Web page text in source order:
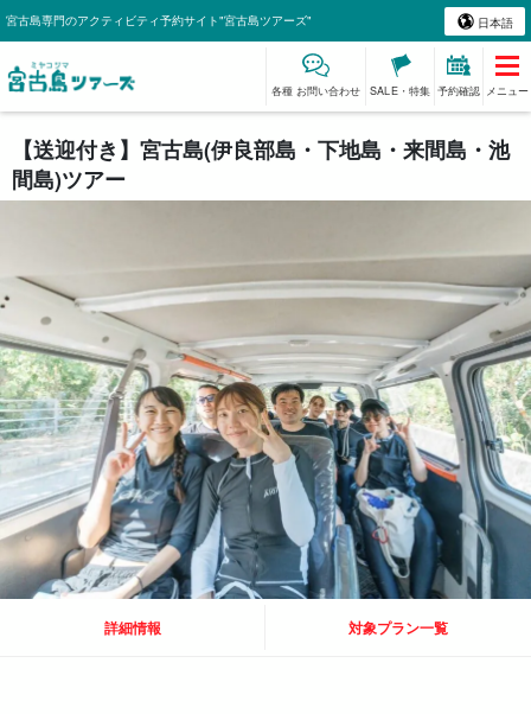
宮古島専門のアクティビティ予約サイト"宮古島ツアーズ" 日本語
各種 お問い合わせ SALE・特集 予約確認 メニュー
【送迎付き】宮古島(伊良部島・下地島・来間島・池
間島)ツアー
詳細情報 対象プラン一覧